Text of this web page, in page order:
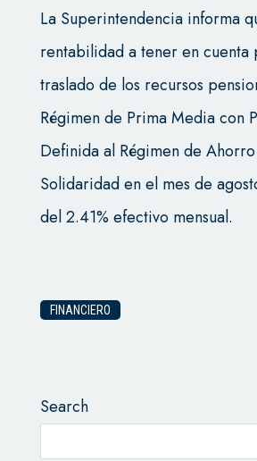
La Superintendencia informa
rentabilidad a tener en cuenta
traslado de los recursos
Régimen de Prima Media con
Definida al Régimen de
Solidaridad en el mes de
del 2.41% efectivo mensual.
FINANCIERO
Search